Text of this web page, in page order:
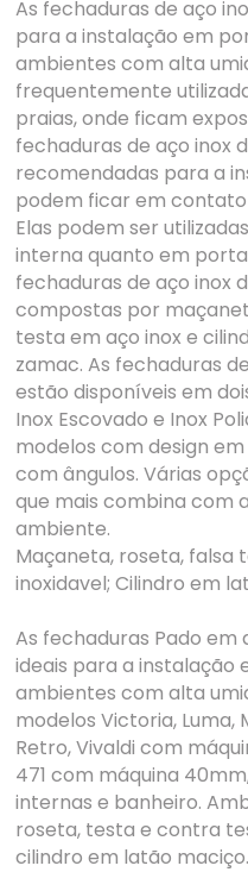
As fechaduras de aço
para a instalação em
ambientes com alta
frequentemente
praias, onde ficam
fechaduras de aço inox
recomendadas para a
podem ficar em
Elas podem ser
interna quanto em
fechaduras de aço inox
compostas por
testa em aço inox e
zamac. As fechaduras
estão disponíveis em
Inox Escovado e Inox
modelos com design
com ângulos. Várias
que mais combina com
ambiente.
Maçaneta, roseta,
inoxidavel; Cilindro em
As fechaduras Pado em
ideais para a instalação
ambientes com alta
modelos Victoria, Luma,
Retro, Vivaldi com
471 com máquina
internas e banheiro.
roseta, testa e contra
cilindro em latão maciço.